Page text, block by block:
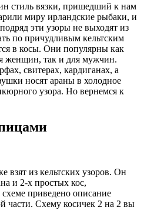
стиль вязки, пришедший к нам
миру ирландские рыбаки, и
эти узоры не выходят из
по причудливым кельтским
в косы. Они популярны как
женщин, так и для мужчин.
свитерах, кардиганах, а
носят араны в холодное
узора. Но вернемся к
взят из кельтских узоров. Он
и 2-х простых кос,
приведено описание
части. Схему косичек 2 на 2 вы